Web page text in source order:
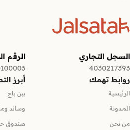
السجل التجاري
4030217393
الرقم
روابط تهمك
الرئيسية
المدونة
من نحن
أبرز
بين باج
وسائد
صندوق